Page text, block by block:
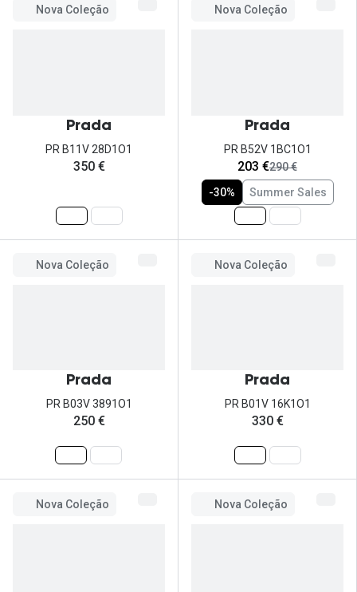
Nova Coleção
Prada
PR B11V 28D1O1
350 €
Nova Coleção
Prada
PR B52V 1BC1O1
agora:
203 €era:
290 €
-30%
Summer Sales
Nova Coleção
Prada
PR B03V 3891O1
250 €
Nova Coleção
Prada
PR B01V 16K1O1
330 €
Nova Coleção Nova Coleção